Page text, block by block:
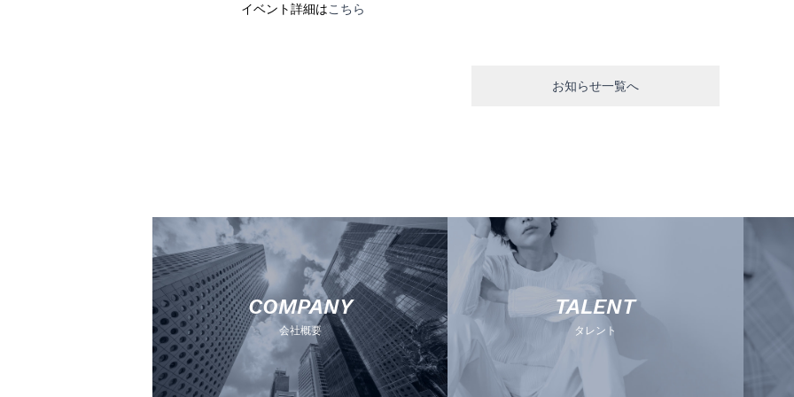
イベント詳細はこちら
お知らせ一覧へ
COMPANY
会社概要
TALENT
タレント